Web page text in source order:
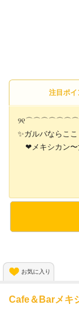
注目ポイ
✨️ガルバならここ
❤メキシカン
エリアNo.1高時
-－
私服勤務OK＆送
-－
お気に入り
Cafe＆Barメキ